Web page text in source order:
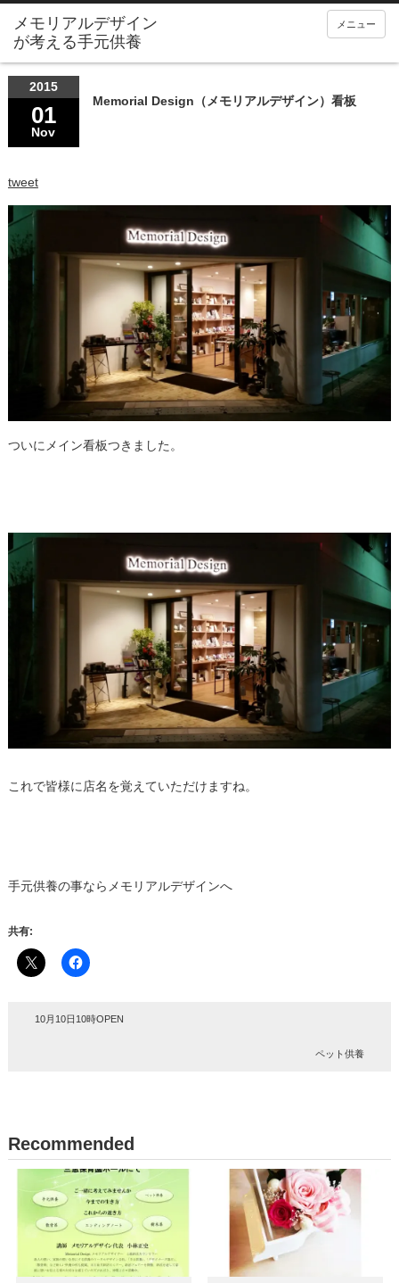
メニュー
2015
01
Nov
Memorial Design（メモリアルデザイン）看板
tweet
ついにメイン看板つきました。
これで皆様に店名を覚えていただけますね。
手元供養の事ならメモリアルデザインへ
共有:
10月10日10時OPEN
ペット供養
Recommended